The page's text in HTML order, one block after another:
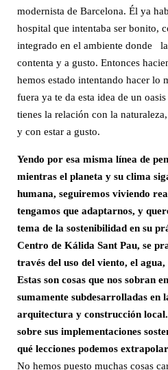
modernista de Barcelona. Él ya
hospital que intentaba ser bonito,
integrado en el ambiente donde
contenta y a gusto. Entonces
hemos estado intentando hacer lo
fuera ya te da esta idea de un
tienes la relación con la
y con estar a gusto.
Yendo por esa misma línea de
mientras el planeta y su clima
humana, seguiremos viviendo
tengamos que adaptarnos, y
tema de la sostenibilidad en su
Centro de Kálida Sant Pau, se
través del uso del viento, el
Estas son cosas que nos sobran
sumamente subdesarrolladas en
arquitectura y construcción
sobre sus implementaciones
qué lecciones podemos
No hemos puesto muchas cosas